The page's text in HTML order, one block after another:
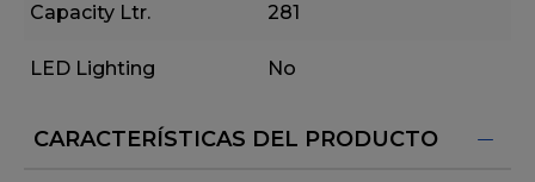
Capacity Ltr. 281
LED Lighting No
CARACTERÍSTICAS DEL PRODUCTO